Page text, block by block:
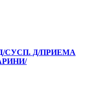
СУСП. Д/ПРИЕМА